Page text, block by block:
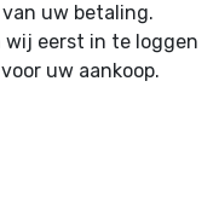
uw betaling.
wij eerst in te loggen
uw aankoop.